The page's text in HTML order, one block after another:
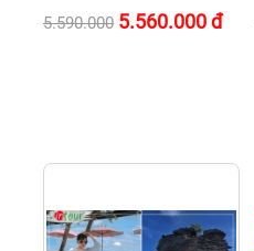
5.590.000 5.560.000đ